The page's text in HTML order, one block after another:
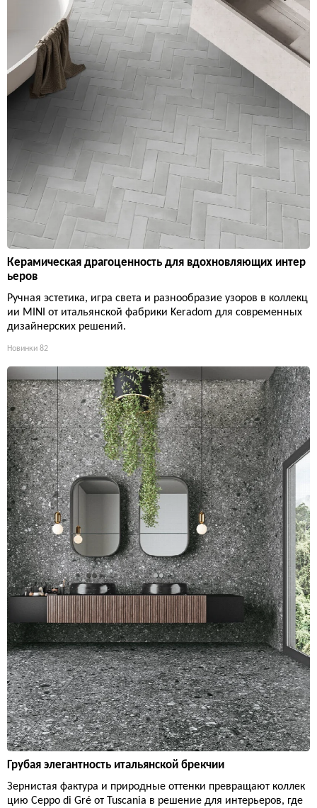
Керамическая драгоценность для вдохновляющих интер
ьеров
Ручная эстетика, игра света и разнообразие узоров в коллекц
ии MINI от итальянской фабрики Keradom для современных
дизайнерских решений.
Новинки 82
Грубая элегантность итальянской брекчии
Зернистая фактура и природные оттенки превращают коллек
цию Ceppo di Gré от Tuscania в решение для интерьеров, где